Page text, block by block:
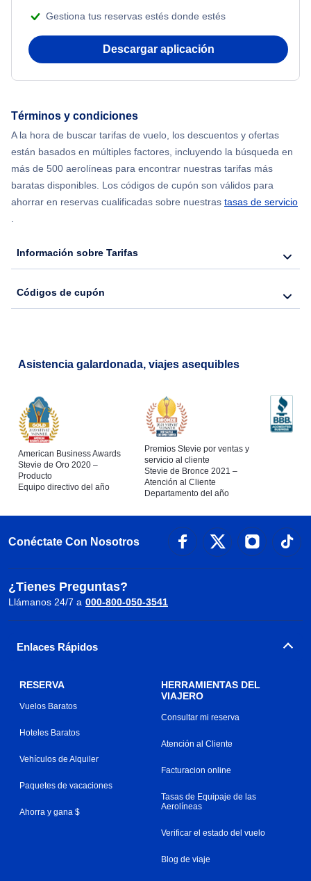
Gestiona tus reservas estés donde estés
Descargar aplicación
Términos y condiciones
A la hora de buscar tarifas de vuelo, los descuentos y ofertas
están basados en múltiples factores, incluyendo la búsqueda en
más de 500 aerolíneas para encontrar nuestras tarifas más
baratas disponibles. Los códigos de cupón son válidos para
ahorrar en reservas cualificadas sobre nuestras tasas de servicio
.
Información sobre Tarifas
Códigos de cupón
Asistencia galardonada, viajes asequibles
American Business Awards
Stevie de Oro 2020 –
Producto
Equipo directivo del año
Premios Stevie por ventas y
servicio al cliente
Stevie de Bronce 2021 –
Atención al Cliente
Departamento del año
Conéctate Con Nosotros
¿Tienes Preguntas?
Llámanos 24/7 a 000-800-050-3541
Enlaces Rápidos
RESERVA
Vuelos Baratos
Hoteles Baratos
Vehículos de Alquiler
Paquetes de vacaciones
Ahorra y gana $
HERRAMIENTAS DEL
VIAJERO
Consultar mi reserva
Atención al Cliente
Facturacion online
Tasas de Equipaje de las
Aerolíneas
Verificar el estado del vuelo
Blog de viaje